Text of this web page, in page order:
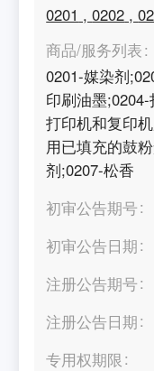
0201 ,0202 ,
商品/服务列表
0201-媒染剂
印刷油墨
打印机和复印
用已填充的鼓
剂;0207-松香
初审公告期号
初审公告日期
注册公告期号
注册公告日期
专用权期限